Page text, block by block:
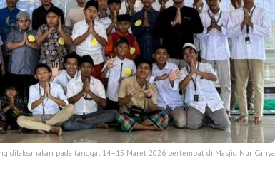
dilaksanakan pada tanggal 14–15 Maret 2026 bertempat di Masjid Nur Cahya